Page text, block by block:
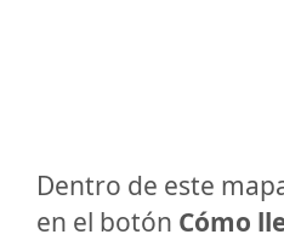
Dentro de este
en el botón Cómo